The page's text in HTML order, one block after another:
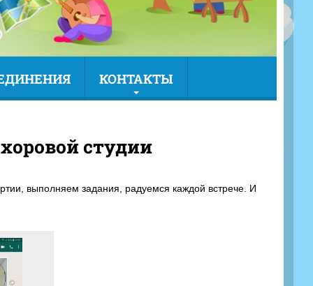
КОНТАКТЫ
студии
выполняем задания, радуемся каждой встрече. И